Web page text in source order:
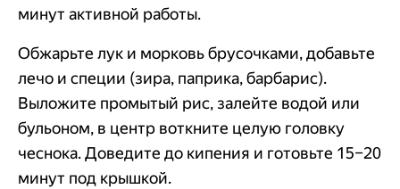
минут активной работы.
Обжарьте лук и морковь брусочками, добавьте
лечо и специи (зира, паприка, барбарис).
Выложите промытый рис, залейте водой или
бульоном, в центр воткните целую головку
чеснока. Доведите до кипения и готовьте 15–20
минут под крышкой.